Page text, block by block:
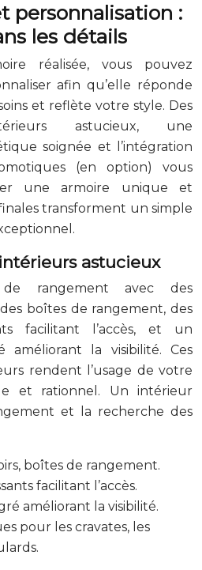
personnalisation :
les détails
réalisée, vous pouvez
afin qu’elle réponde
et reflète votre style. Des
astucieux, une
soignée et l’intégration
(en option) vous
une armoire unique et
transforment un simple
astucieux
de rangement avec des
boîtes de rangement, des
facilitant l’accès, et un
améliorant la visibilité. Ces
rendent l’usage de votre
et rationnel. Un intérieur
et la recherche des
boîtes de rangement.
facilitant l’accès.
améliorant la visibilité.
pour les cravates, les